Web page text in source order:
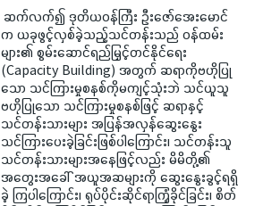
ဆက်လက်၍ ဒုတိယဝန်ကြီး ဦးဇော်အေးမောင်
က ယခုဖွင့်လှစ်ခဲ့သည့်သင်တန်းသည် ဝန်ထမ်း
များ၏ စွမ်းဆောင်ရည်မြှင့်တင်နိုင်ရေး
(Capacity Building) အတွက် ဆရာကိုဗဟိုပြု
သော သင်ကြားမှုစနစ်ကိုမကျင့်သုံးဘဲ သင်ယူသူ
ဗဟိုပြုသော သင်ကြားမှုစနစ်ဖြင့် ဆရာနှင့်
သင်တန်းသားများ အပြန်အလှန်ဆွေးနွေး
သင်ကြားပေးခဲ့ခြင်းဖြစ်ပါကြောင်း၊ သင်တန်းသူ
သင်တန်းသားများအနေဖြင့်လည်း မိမိတို့၏
အတွေးအခေါ် အယူအဆများကို ဆွေးနွေးခွင့်ရရှိ
ခဲ့ ကြပါကြောင်း၊ ရုပ်ပိုင်းဆိုင်ရာကြံ့ခိုင်ခြင်း၊ စိတ်